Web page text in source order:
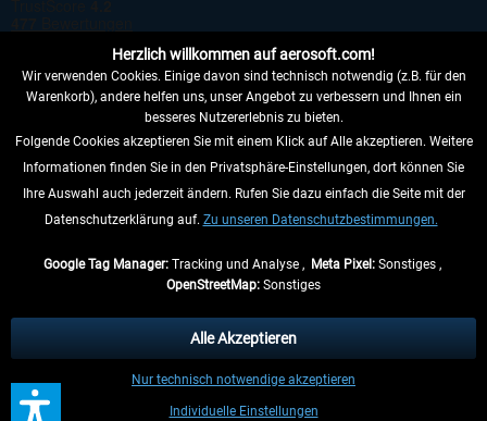
VERTRAG WIDERRUFEN
INFORMATIONEN
anders beschrieben.
** Gilt für Lieferungen innerhalb Deutschlands, Lieferzeiten für andere Länder
entnehmen Sie bitte denVersandinformationen
Herzlich willkommen auf aerosoft.com!
Wir verwenden Cookies. Einige davon sind technisch notwendig (z.B. für den
Warenkorb), andere helfen uns, unser Angebot zu verbessern und Ihnen ein
besseres Nutzererlebnis zu bieten.
Folgende Cookies akzeptieren Sie mit einem Klick auf Alle akzeptieren. Weitere
Informationen finden Sie in den Privatsphäre-Einstellungen, dort können Sie
Ihre Auswahl auch jederzeit ändern. Rufen Sie dazu einfach die Seite mit der
Datenschutzerklärung auf. Zu unseren Datenschutzbestimmungen.
Google Tag Manager:Tracking und Analyse , Meta Pixel:Sonstiges ,
OpenStreetMap: Sonstiges
Individuelle Einstellungen
Nur technisch notwendige akzeptieren
Alle Akzeptieren